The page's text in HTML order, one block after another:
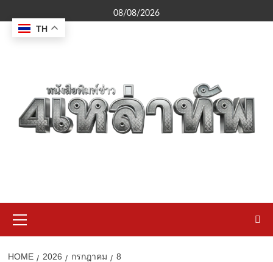
to
content
08/08/2026
Menu
HOME 2026 กรกฎาคม 8
TH